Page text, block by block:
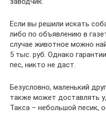
Если вы решили искать
либо по объявлению в
случае животное можно
5 тыс. руб. Однако
пес, никто не даст.
Безусловно, маленький
также может доставлять
Такса – небольшой